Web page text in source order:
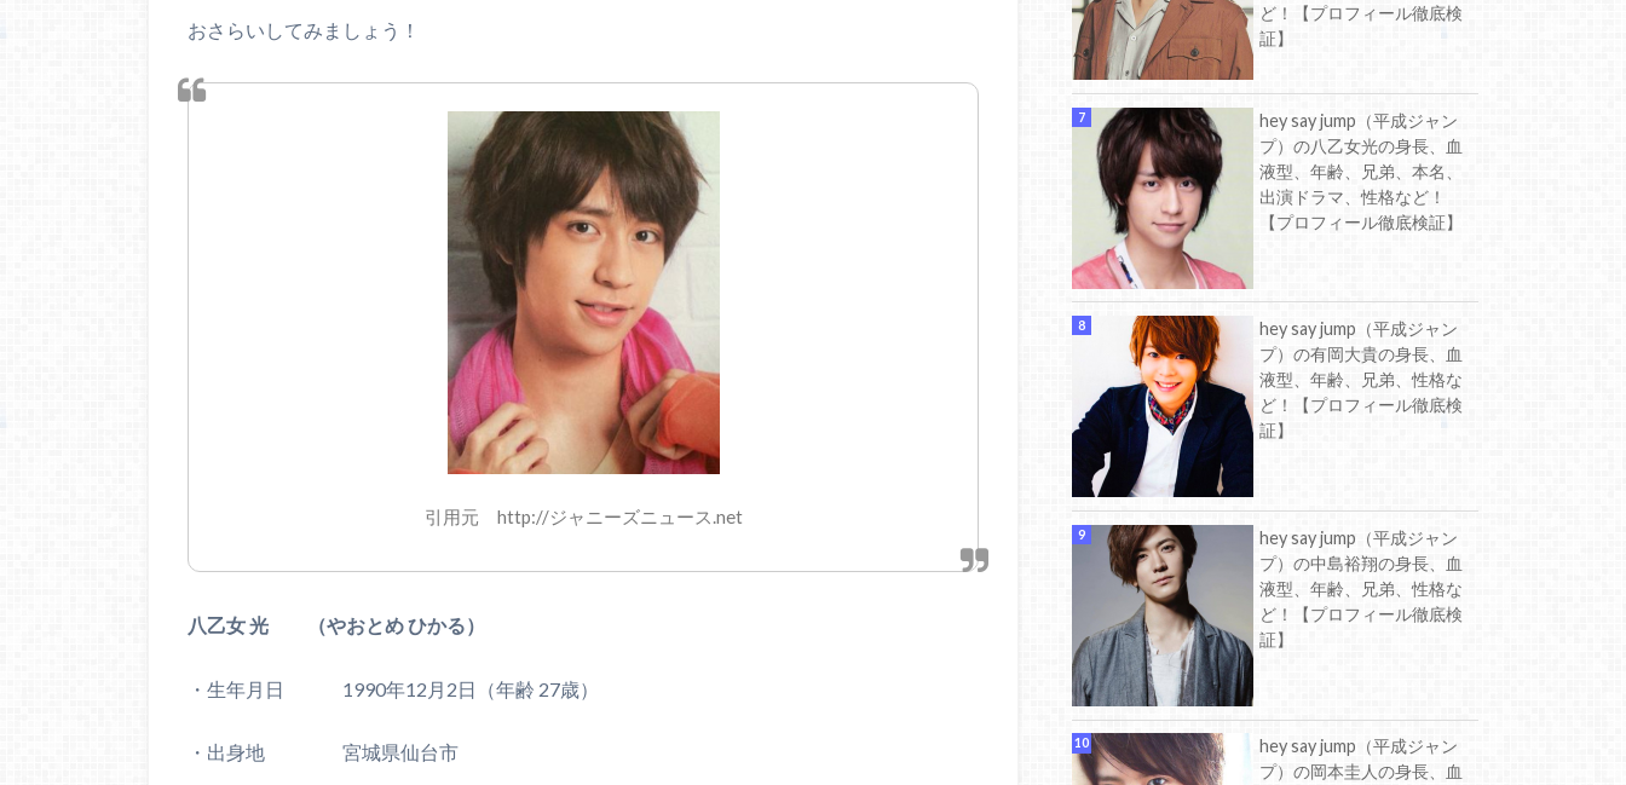
おさらいしてみましょう！
引用元 http://ジャニーズニュース.net
八乙女 光 （やおとめ ひかる）
・生年月日 1990年12月2日（年齢 27歳）
・出身地 宮城県仙台市
ど！【プロフィール徹底検
証】
hey say jump（平成ジャン
プ）の八乙女光の身長、血
液型、年齢、兄弟、本名、
出演ドラマ、性格など！
【プロフィール徹底検証】
hey say jump（平成ジャン
プ）の有岡大貴の身長、血
液型、年齢、兄弟、性格な
ど！【プロフィール徹底検
証】
hey say jump（平成ジャン
プ）の中島裕翔の身長、血
液型、年齢、兄弟、性格な
ど！【プロフィール徹底検
証】
hey say jump（平成ジャン
プ）の岡本圭人の身長、血